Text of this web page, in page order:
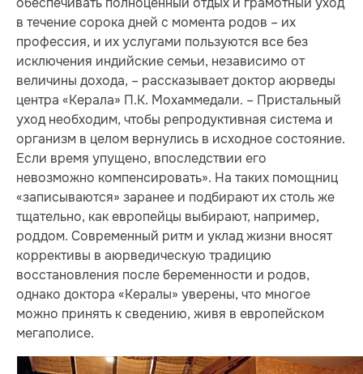
в течение сорока дней с момента родов – их
профессия, и их услугами пользуются все без
исключения индийские семьи, независимо от
величины дохода, – рассказывает доктор аюрведы
центра «Керала» П.К. Мохаммедали. – Пристальный
уход необходим, чтобы репродуктивная система и
организм в целом вернулись в исходное состояние.
Если время упущено, впоследствии его
невозможно компенсировать». На таких помощниц
«записываются» заранее и подбирают их столь же
тщательно, как европейцы выбирают, например,
роддом. Современный ритм и уклад жизни вносят
коррективы в аюрведическую традицию
восстановления после беременности и родов,
однако доктора «Кералы» уверены, что многое
можно принять к сведению, живя в европейском
мегаполисе.